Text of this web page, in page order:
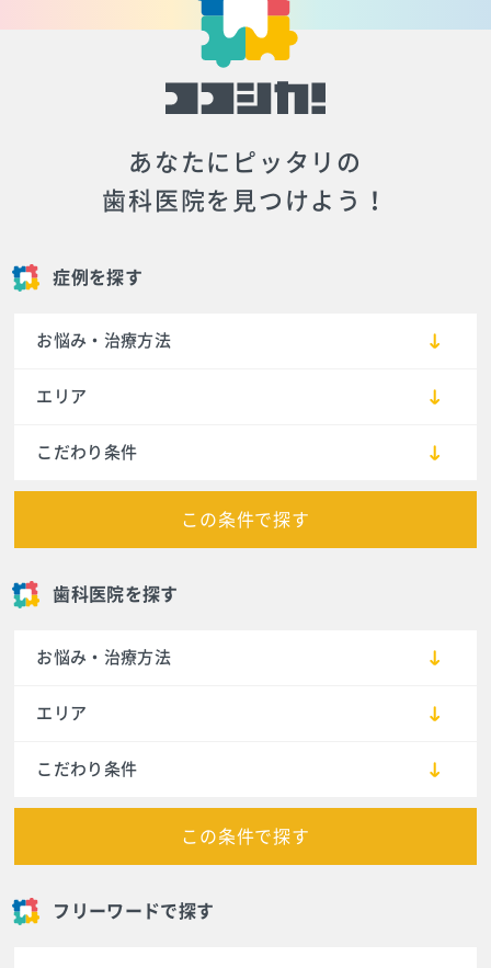
あなたにピッタリの
歯科医院を見つけよう！
症例を探す
お悩み・治療方法
エリア
こだわり条件
この条件で探す
歯科医院を探す
お悩み・治療方法
エリア
こだわり条件
この条件で探す
フリーワードで探す